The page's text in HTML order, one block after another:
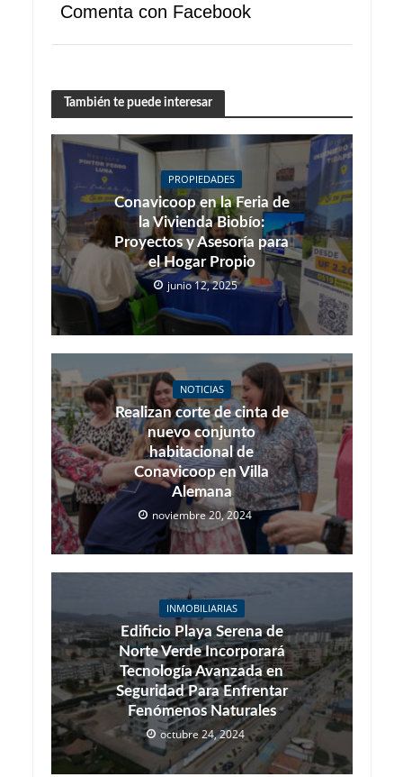
Comenta con Facebook
También te puede interesar
PROPIEDADES
Conavicoop en la Feria de
la Vivienda Biobío:
Proyectos y Asesoría para
el Hogar Propio
junio 12, 2025
NOTICIAS
Realizan corte de cinta de
nuevo conjunto
habitacional de
Conavicoop en Villa
Alemana
noviembre 20, 2024
INMOBILIARIAS
Edificio Playa Serena de
Norte Verde Incorporará
Tecnología Avanzada en
Seguridad Para Enfrentar
Fenómenos Naturales
octubre 24, 2024